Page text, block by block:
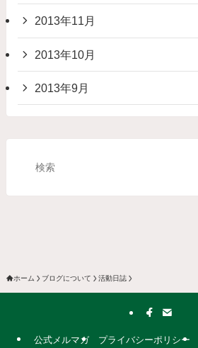
2013年11月
2013年10月
2013年9月
ホーム ブログについて 活動日誌
公式メルマガ プライバシーポリシー